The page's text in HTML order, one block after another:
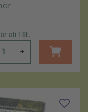
ab 1 St.
+